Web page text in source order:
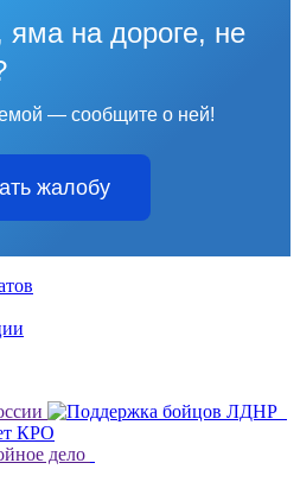
яма на дороге, не
— сообщите о ней!
жалобу